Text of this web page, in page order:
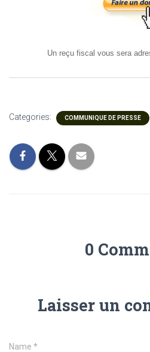
Un reçu fiscal vous sera
Categories: COMMUNIQUE DE PRESSE
0
Laisser un
Name *